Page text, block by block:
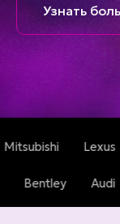
Узнать
Jeep
Volkswagen